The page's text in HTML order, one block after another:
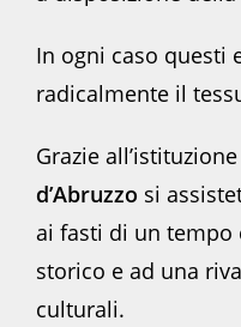
In ogni caso questi
radicalmente il
Grazie
d’Abruzzo si
ai fasti di un tempo
storico e ad una
culturali.